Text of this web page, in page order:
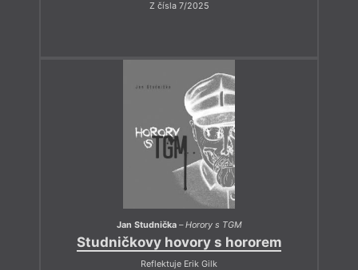
Z čísla 7/2025
Jan Studnička–Horory s TGM
Studničkovy hovory s hororem
Reflektuje Erik Gilk